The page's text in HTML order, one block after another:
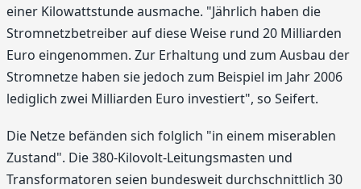
einer Kilowattstunde ausmache. "Jährlich haben die
Stromnetzbetreiber auf diese Weise rund 20 Milliarden
Euro eingenommen. Zur Erhaltung und zum Ausbau der
Stromnetze haben sie jedoch zum Beispiel im Jahr 2006
lediglich zwei Milliarden Euro investiert", so Seifert.
Die Netze befänden sich folglich "in einem miserablen
Zustand". Die 380-Kilovolt-Leitungsmasten und
Transformatoren seien bundesweit durchschnittlich 30